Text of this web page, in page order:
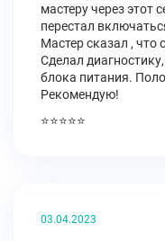
мастеру через этот
перестал
Мастер сказал , что
Сделал
блока питания.
Рекомендую!
⭐⭐⭐⭐⭐
03.04.2023